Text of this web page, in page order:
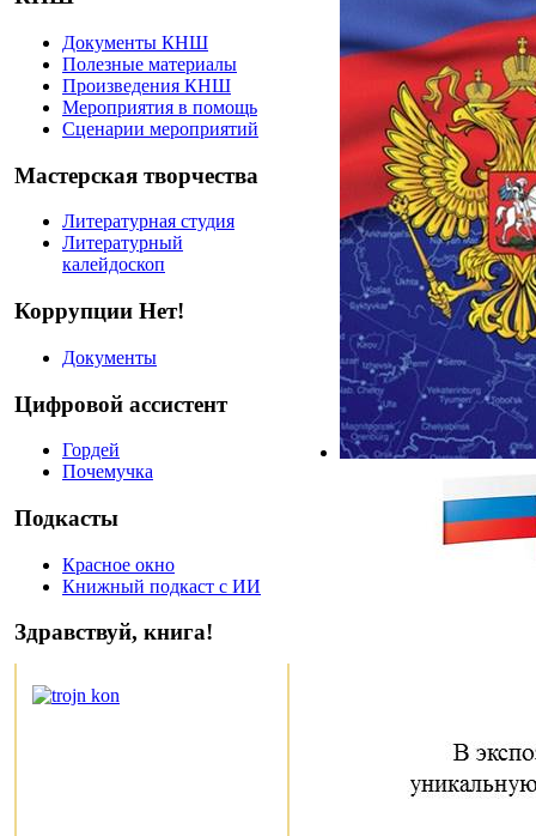
Документы КНШ
Полезные материалы
Произведения КНШ
Мероприятия в помощь
Сценарии мероприятий
Мастерская творчества
Литературная студия
Литературный
калейдоскоп
Коррупции Нет!
Документы
Цифровой ассистент
Гордей
Почемучка
Подкасты
Красное окно
Книжный подкаст с ИИ
Здравствуй, книга!